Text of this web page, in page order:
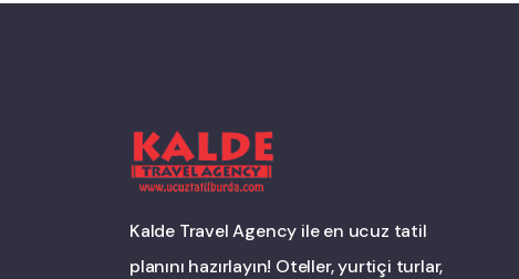
Kalde Travel Agency ile en ucuz tatil
planını hazırlayın! Oteller, yurtiçi turlar,